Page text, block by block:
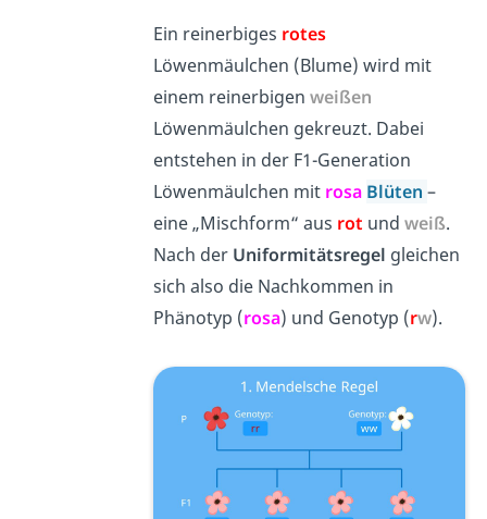
Ein reinerbiges rotes
Löwenmäulchen (Blume) wird mit
einem reinerbigenweißen
Löwenmäulchen gekreuzt. Dabei
entstehen in der F1-Generation
Löwenmäulchen mit rosa Blüten–
eine „Mischform“ aus rot undweiß.
Nach der Uniformitätsregel gleichen
sich also die Nachkommen in
Phänotyp (rosa) und Genotyp (rw).